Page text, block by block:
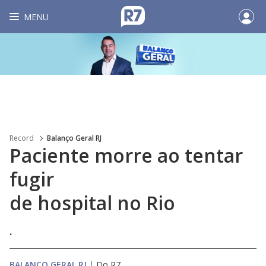
MENU
Record Balanço Geral RJ
Paciente morre ao tentar
fugir
de hospital no Rio
.